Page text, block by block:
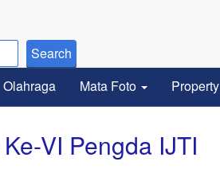
Olahraga Mata Foto Property
VI Pengda IJTI